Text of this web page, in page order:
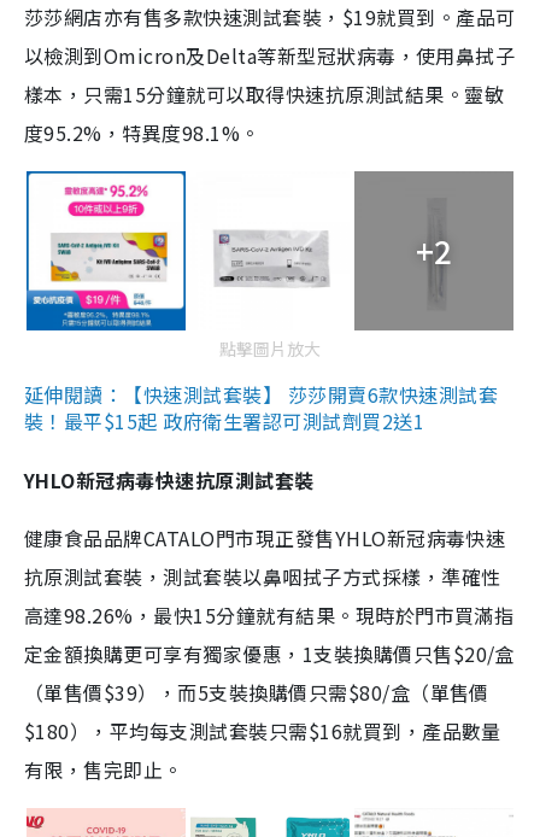
莎莎網店亦有售多款快速測試套裝，$19就買到。產品可
以檢測到Omicron及Delta等新型冠狀病毒，使用鼻拭子
樣本，只需15分鐘就可以取得快速抗原測試結果。靈敏
度95.2%，特異度98.1%。
+2
點擊圖片放大
延伸閱讀：【快速測試套裝】 莎莎開賣6款快速測試套
裝！最平$15起 政府衛生署認可測試劑買2送1
YHLO新冠病毒快速抗原測試套裝
健康食品品牌CATALO門市現正發售YHLO新冠病毒快速
抗原測試套裝，測試套裝以鼻咽拭子方式採樣，準確性
高達98.26%，最快15分鐘就有結果。現時於門市買滿指
定金額換購更可享有獨家優惠，1支裝換購價只售$20/盒
（單售價$39），而5支裝換購價只需$80/盒（單售價
$180），平均每支測試套裝只需$16就買到，產品數量
有限，售完即止。